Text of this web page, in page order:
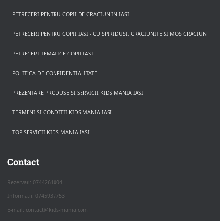
PETRECERI PENTRU COPII DE CRACIUN IN IASI
PETRECERI PENTRU COPII IASI - CU SPIRIDUSI, CRACIUNITE SI MOS CRACIUN
PETRECERI TEMATICE COPII IASI
POLITICA DE CONFIDENTIALITATE
PREZENTARE PRODUSE SI SERVICII KIDS MANIA IASI
TERMENI SI CONDITII KIDS MANIA IASI
TOP SERVICII KIDS MANIA IASI
Contact
Rezervari: 0744261004
Informatii: 0745937753
E-mail: contact@kids-mania.com
Apasa pe o categorie ca sa vezi serviciile.
PETRECERI COPII